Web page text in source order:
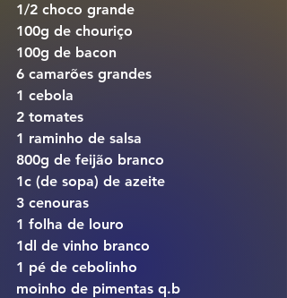
1/2 choco grande
100g de chouriço
100g de bacon
6 camarões grandes
1 cebola
2 tomates
1 raminho de salsa
800g de feijão branco
1c (de sopa) de azeite
3 cenouras
1 folha de louro
1dl de vinho branco
1 pé de cebolinho
moinho de pimentas q.b